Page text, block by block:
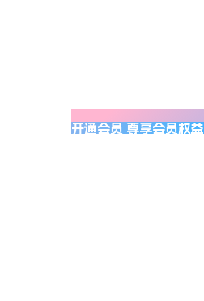
开通会员 尊享会员权益